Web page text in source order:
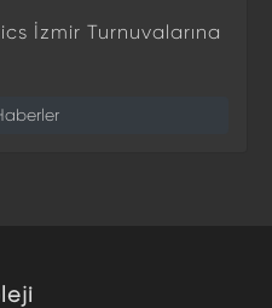
İzmir Turnuvalarına